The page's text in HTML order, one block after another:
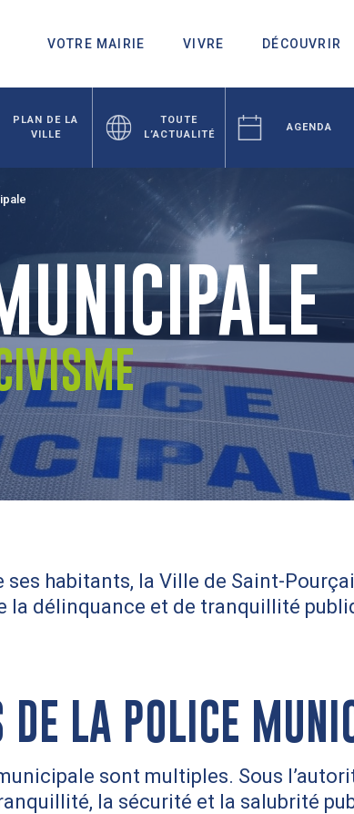
VOTRE MAIRIE VIVRE DÉCOUVRIR
PLAN DE LA
VILLE
TOUTE
L’ACTUALITÉ
AGENDA
ses habitants, la Ville de Saint-
la délinquance et de tranquillité
LA POLICE
sont multiples. Sous
la sécurité et la salubrité